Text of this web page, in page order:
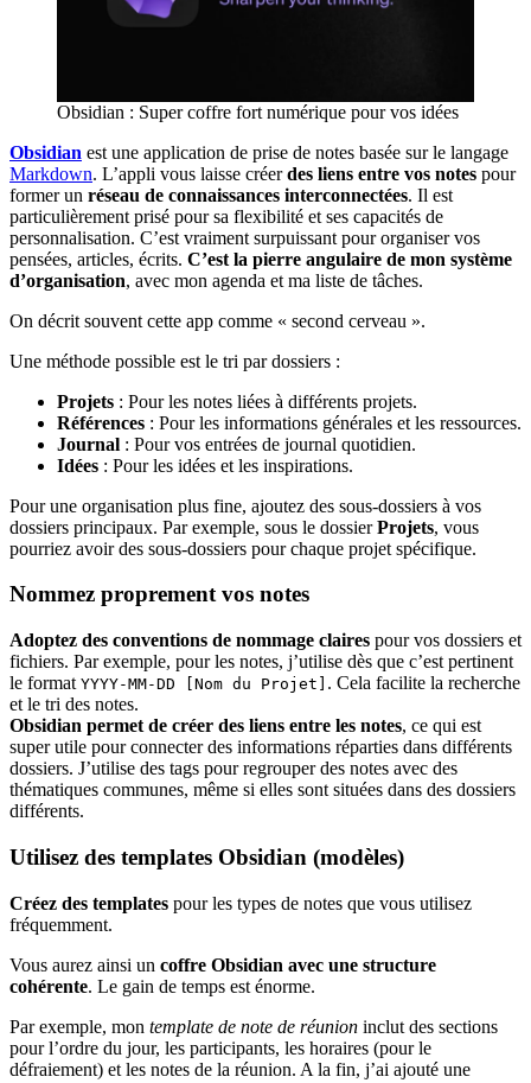
Obsidian : Super coffre fort numérique pour vos idées
Obsidian est une application de prise de notes basée sur le langage
Markdown. L’appli vous laisse créerdes liens entre vos notes pour
former un réseau de connaissances interconnectées. Il est
particulièrement prisé pour sa flexibilité et ses capacités de
personnalisation. C’est vraiment surpuissant pour organiser vos
pensées, articles, écrits. C’est la pierre angulaire de mon système
d’organisation, avec mon agenda et ma liste de tâches.
On décrit souvent cette app comme « second cerveau ».
Une méthode possible est le tri par dossiers :
Projets : Pour les notes liées à différents projets.
Références : Pour les informations générales et les ressources.
Journal : Pour vos entrées de journal quotidien.
Idées : Pour les idées et les inspirations.
Pour une organisation plus fine, ajoutez des sous-dossiers à vos
dossiers principaux. Par exemple, sous le dossierProjets, vous
pourriez avoir des sous-dossiers pour chaque projet spécifique.
Nommez proprement vos notes
Adoptez des conventions de nommage claires pour vos dossiers et
fichiers. Par exemple, pour les notes, j’utilise dès que c’est pertinent
le format YYYY-MM-DD [Nom du Projet] . Cela facilite la recherche
et le tri des notes.
Obsidian permet de créer des liens entre les notes, ce qui est
super utile pour connecter des informations réparties dans différents
dossiers. J’utilise des tags pour regrouper des notes avec des
thématiques communes, même si elles sont situées dans des dossiers
différents.
Utilisez des templates Obsidian (modèles)
Créez des templates pour les types de notes que vous utilisez
fréquemment.
Vous aurez ainsi un coffre Obsidian avec une structure
cohérente. Le gain de temps est énorme.
Par exemple, mon template de note de réunion inclut des sections
pour l’ordre du jour, les participants, les horaires (pour le
défraiement) et les notes de la réunion. A la fin, j’ai ajouté une